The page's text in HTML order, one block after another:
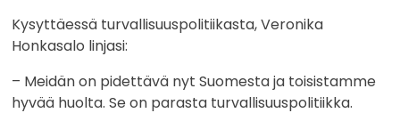
Kysyttäessä turvallisuuspolitiikasta, Veronika
Honkasalo linjasi:
– Meidän on pidettävä nyt Suomesta ja toisistamme
hyvää huolta. Se on parasta turvallisuuspolitiikka.